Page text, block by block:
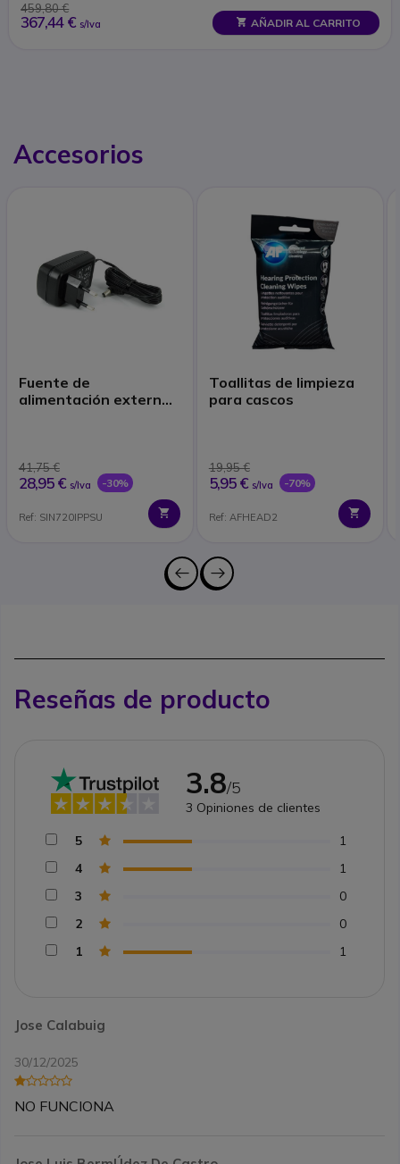
459,80 €
367,44 € s/Iva AÑADIR AL CARRITO
Accesorios
Fuente de
alimentación externa
41,75 €
28,95 € s/Iva -30%
Ref: SIN720IPPSU
Toallitas de limpieza
para cascos
19,95 €
5,95 € s/Iva -70%
Ref: AFHEAD2
Reseñas de producto
Jose Calabuig
30/12/2025
NO FUNCIONA
3.8/5
3 Opiniones de clientes
5
1
4
1
3
0
2
0
1
1